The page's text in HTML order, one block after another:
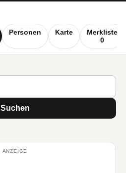
Personen Karte
Merkliste
0
Suchen
ANZEIGE